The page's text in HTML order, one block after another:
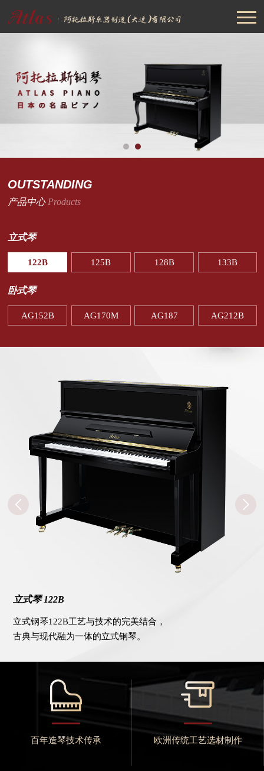
OUTSTANDING
产品中心 Products
立式琴
卧式琴
122B 125B 128B 133B
AG152B AG170M AG187 AG212B
立式琴 122B
立式钢琴122B工艺与技术的完美结合，
古典与现代融为一体的立式钢琴。
百年造琴技术传承 欧洲传统工艺选材制作